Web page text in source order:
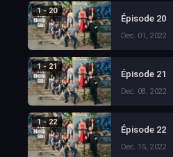
1 - 20
Épisode 20
Dec. 01, 2022
1 - 21
Épisode 21
Dec. 08, 2022
1 - 22
Épisode 22
Dec. 15, 2022